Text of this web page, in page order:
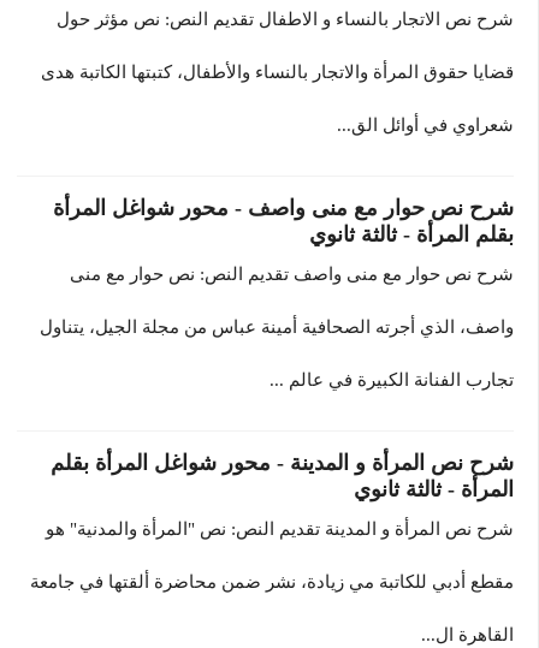
شرح نص الاتجار بالنساء و الاطفال تقديم النص: نص مؤثر حول
قضايا حقوق المرأة والاتجار بالنساء والأطفال، كتبتها الكاتبة هدى
شعراوي في أوائل الق...
شرح نص حوار مع منى واصف - محور شواغل المرأة
بقلم المرأة - ثالثة ثانوي
شرح نص حوار مع منى واصف تقديم النص: نص حوار مع منى
واصف، الذي أجرته الصحافية أمينة عباس من مجلة الجيل، يتناول
تجارب الفنانة الكبيرة في عالم ...
شرح نص المرأة و المدينة - محور شواغل المرأة بقلم
المرأة - ثالثة ثانوي
شرح نص المرأة و المدينة تقديم النص: نص "المرأة والمدنية" هو
مقطع أدبي للكاتبة مي زيادة، نشر ضمن محاضرة ألقتها في جامعة
القاهرة ال...